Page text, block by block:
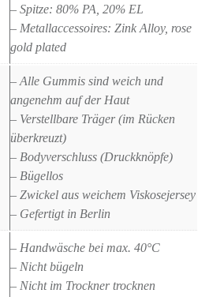
– Spitze: 80% PA, 20% EL
– Metallaccessoires: Zink Alloy, rose
gold plated
– Alle Gummis sind weich und
angenehm auf der Haut
– Verstellbare Träger (im Rücken
überkreuzt)
– Bodyverschluss (Druckknöpfe)
– Bügellos
– Zwickel aus weichem Viskosejersey
– Gefertigt in Berlin
– Handwäsche bei max. 40°C
– Nicht bügeln
– Nicht im Trockner trocknen